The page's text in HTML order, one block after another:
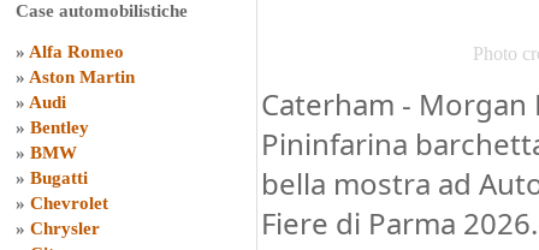
Case automobilistiche
» Alfa Romeo
» Aston Martin
» Audi
» Bentley
» BMW
» Bugatti
» Chevrolet
» Chrysler
Photo
Caterham -
Pininfarina
bella mostra ad
Fiere di Parma